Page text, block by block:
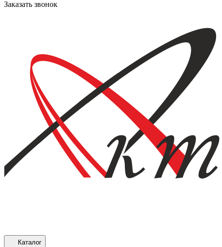
Заказать звонок
Каталог